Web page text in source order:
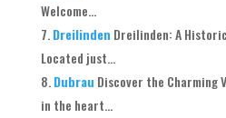
Welcome...
Dreilinden Dreilinden: A
Located just...
Dubrau Discover the Charming
in the heart...